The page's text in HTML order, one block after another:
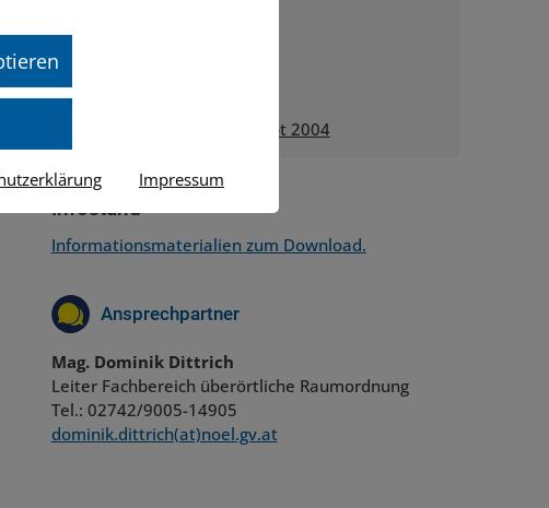
Impressum
Landesentwicklungskonzept 2004
Infostand
Informationsmaterialien zum Download.
Ansprechpartner
Mag. Dominik Dittrich
Leiter Fachbereich überörtliche Raumordnung
Tel.: 02742/9005-14905
dominik.dittrich(at)noel.gv.at